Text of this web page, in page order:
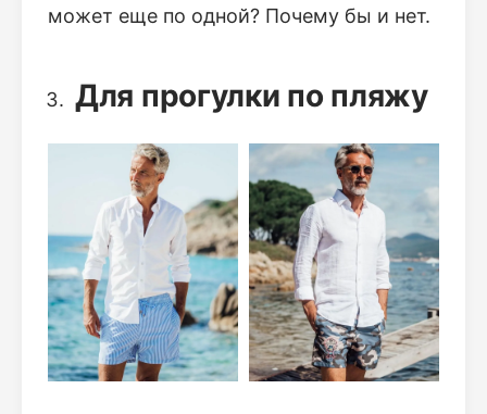
может еще по одной? Почему бы и нет.
Для прогулки по пляжу